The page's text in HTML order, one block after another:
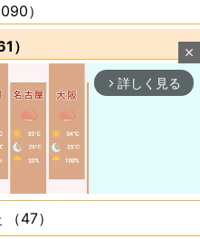
）
）
の暮らし （34）
）
（47）
close
arrow_forward_ios 詳しく見る